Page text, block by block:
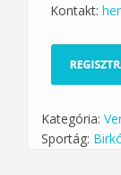
Kontakt:
Kategória:
Sportág: